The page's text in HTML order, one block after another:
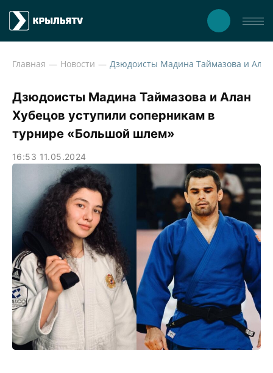
Главная Новости
Дзюдоисты Мадина Таймазова и Алан
Хубецов уступили соперникам в
турнире «Большой шлем»
16:53 11.05.2024